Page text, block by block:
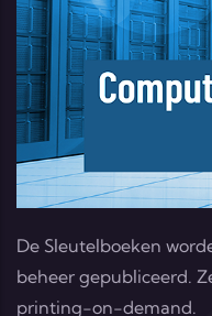
De Sleutelboeken
beheer gepubliceerd.
printing-on-demand.